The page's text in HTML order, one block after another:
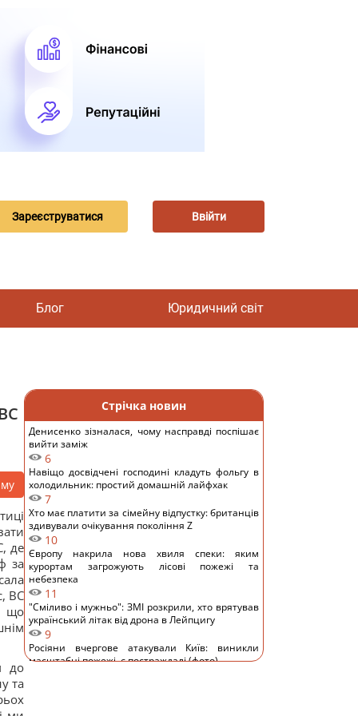
Зареєструватися Ввійти
Блог Юридичний світ
де
за
ВС
що
до
та
Стрічка новин
Денисенко зізналася, чому насправді поспішає
вийти заміж
6
Навіщо досвідчені господині кладуть фольгу в
холодильник: простий домашній лайфхак
7
Хто має платити за сімейну відпустку: британців
здивували очікування покоління Z
10
Європу накрила нова хвиля спеки: яким
курортам загрожують лісові пожежі та
небезпека
11
"Сміливо і мужньо": ЗМІ розкрили, хто врятував
український літак від дрона в Лейпцигу
9
Росіяни вчергове атакували Київ: виникли
масштабні пожежі, є постраждалі (фото)